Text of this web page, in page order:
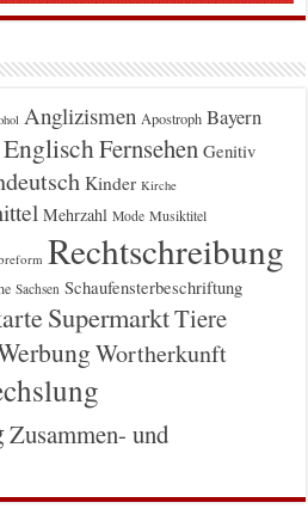
Anglizismen Apostroph Bayern
EnglischFernsehen Genitiv
Kinder Kirche
Mehrzahl Mode Musiktitel
Rechtschreibung
Sachsen Schaufensterbeschriftung
SupermarktTiere
Wortherkunft
Zusammen- und